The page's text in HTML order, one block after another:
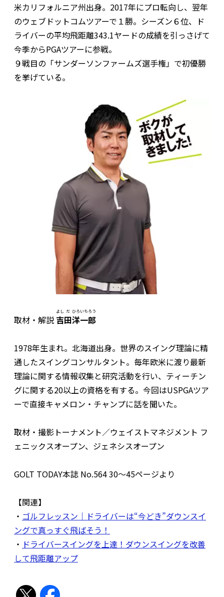
米カリフォルニア州出身。2017年にプロ転向し、翌年
のウェブドットコムツアーで１勝。シーズン６位、ド
ライバーの平均飛距離343.1ヤードの成績を引っさげて
今季からPGAツアーに参戦。
９戦目の「サンダーソンファームズ選手権」で初優勝
を挙げている。
取材・解説 吉
よし
田
だ
洋
ひろ
一
いち
郎
ろう
1978年生まれ。北海道出身。世界のスイング理論に精
通したスイングコンサルタント。毎年欧米に渡り最新
理論に関する情報収集と研究活動を行い、ティーチン
グに関する20以上の資格を有する。今回はUSPGAツア
ーで直接キャメロン・チャンプに話を聞いた。
取材・撮影トーナメント／ウェイストマネジメント フ
ェニックスオープン、ジェネシスオープン
GOLT TODAY本誌 No.564 30～45ページより
【関連】
・ ゴルフレッスン｜ドライバーは“今どき”ダウンスイ
ングで真っすぐ飛ばそう！
・ ドライバースイングを上達！ダウンスイングを改善
して飛距離アップ